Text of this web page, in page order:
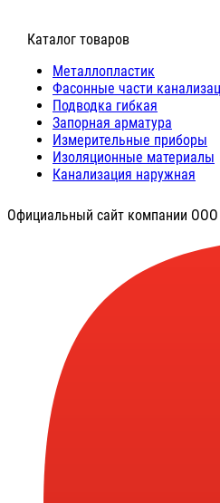
⠀Каталог товаров
Металлопластик
Фасонные части
Подводка гибкая
Запорная арматура
Измерительные приборы
Изоляционные материалы
Канализация наружная
Официальный сайт компании